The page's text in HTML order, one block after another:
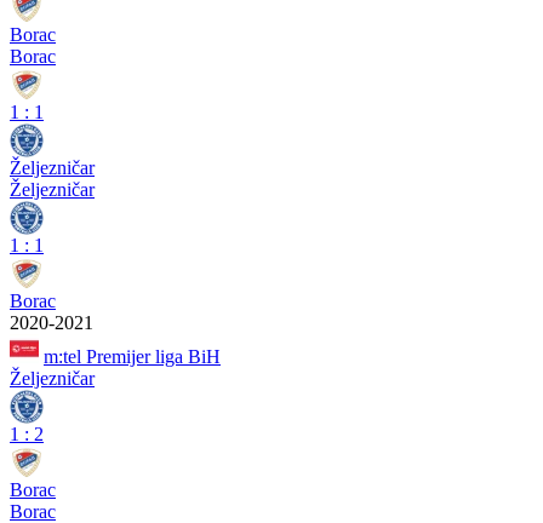
Borac
Borac
1 : 1
Željezničar
Željezničar
1 : 1
Borac
2020-2021
m:tel Premijer liga BiH
Željezničar
1 : 2
Borac
Borac